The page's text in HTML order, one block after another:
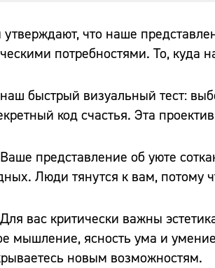
утверждают, что наше
потребностями. То, куда
быстрый визуальный тест:
код счастья. Эта
представление об уюте
Люди тянутся к вам,
Для вас критически важны
мышление, ясность ума и
новым возможностям.